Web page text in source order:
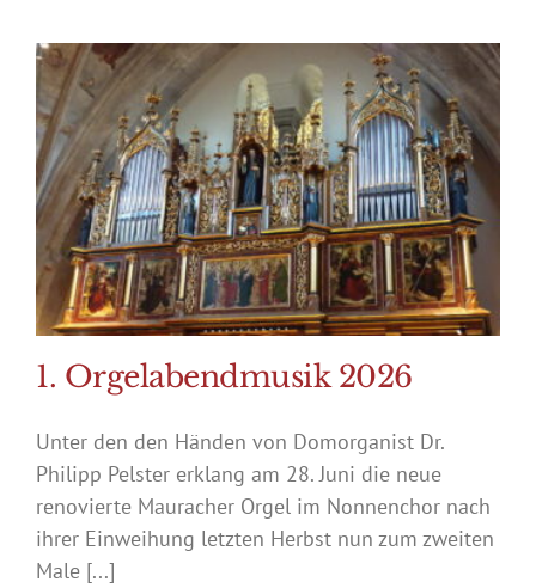
1. Orgelabendmusik 2026
Unter den den Händen von Domorganist Dr.
Philipp Pelster erklang am 28. Juni die neue
renovierte Mauracher Orgel im Nonnenchor nach
ihrer Einweihung letzten Herbst nun zum zweiten
Male [...]